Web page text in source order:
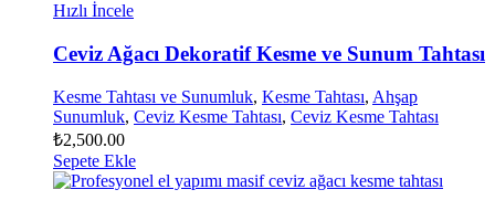
Hızlı İncele
Ceviz Ağacı Dekoratif Kesme ve Sunum Tahtası
Kesme Tahtası ve Sunumluk, Kesme Tahtası, Ahşap
Sunumluk, Ceviz Kesme Tahtası, Ceviz Kesme Tahtası
₺2,500.00
Sepete Ekle